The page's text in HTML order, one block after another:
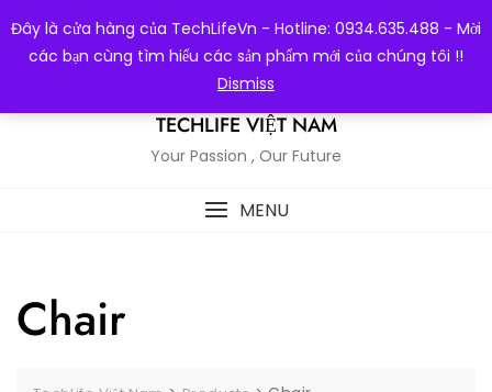
Đây là cửa hàng của TechLifeVn - Hotline: 0934.635.488 - Mời
các bạn cùng tìm hiểu các sản phẩm mới của chúng tôi !!
Dismiss
to
content
TECHLIFE VIỆT NAM
Your Passion , Our Future
MENU
Chair